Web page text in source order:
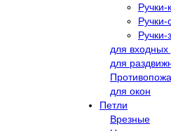
Ручки-
Ручки-
Ручки-
для входных
для
для окон
Петли
Врезные